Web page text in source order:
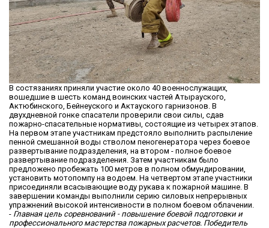
В состязаниях приняли участие около 40 военнослужащих,
вошедшие в шесть команд воинских частей Атырауского,
Актюбинского, Бейнеуского и Актауского гарнизонов. В
двухдневной гонке спасатели проверили свои силы, сдав
пожарно-спасательные нормативы, состоящие из четырех этапов.
На первом этапе участникам предстояло выполнить распыление
пенной смешанной воды стволом пеногенератора через боевое
развертывание подразделения, на втором - полное боевое
развертывание подразделения. Затем участникам было
предложено пробежать 100 метров в полном обмундировании,
установить мотопомпу на водоем. На четвертом этапе участники
присоединяли всасывающие воду рукава к пожарной машине. В
завершении команды выполнили серию силовых непрерывных
упражнений высокой интенсивности в полном боевом облачении.
- Главная цель соревнований - повышение боевой подготовки и
профессионального мастерства пожарных расчетов. Победитель